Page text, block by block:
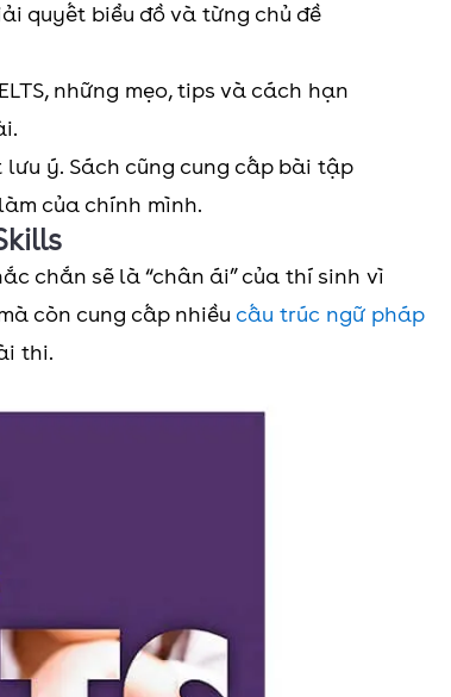
quyết biểu đồ và từng chủ đề
những mẹo, tips và cách hạn
ý. Sách cũng cung cấp bài tập
của chính mình.
chắn sẽ là “chân ái” của thí sinh vì
còn cung cấp nhiều cấu trúc ngữ pháp
thi.